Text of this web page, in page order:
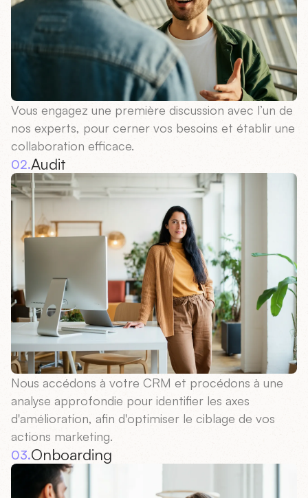
Vous engagez une première discussion avec l’un de
nos experts, pour cerner vos besoins et établir une
collaboration efficace.
02.Audit
Nous accédons à votre CRM et procédons à une
analyse approfondie pour identifier les axes
d'amélioration, afin d'optimiser le ciblage de vos
actions marketing.
03.Onboarding